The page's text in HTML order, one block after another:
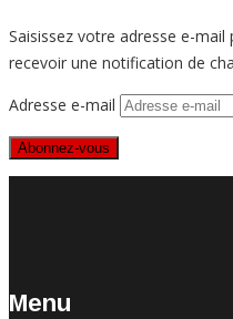
Saisissez votre adresse e-
recevoir une notification de
Adresse e-mail
Abonnez-vous
Menu